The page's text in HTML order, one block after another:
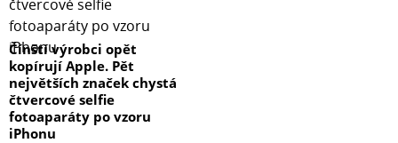
Čínští výrobci opět
kopírují Apple. Pět
největších značek chystá
čtvercové selfie
fotoaparáty po vzoru
iPhonu